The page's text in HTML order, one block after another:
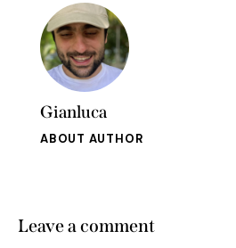
Gianluca
ABOUT AUTHOR
Leave a comment